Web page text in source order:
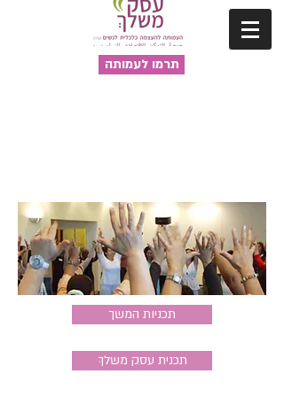
תרמו לעמותה
תכניות המשך
תכנית עסק משלךְ